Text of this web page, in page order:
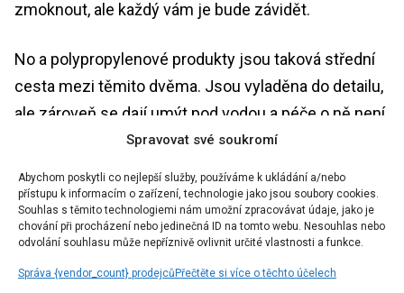
Spravovat své soukromí
Abychom poskytli co nejlepší služby, používáme k ukládání a/nebo
přístupu k informacím o zařízení, technologie jako jsou soubory cookies.
Souhlas s těmito technologiemi nám umožní zpracovávat údaje, jako je
chování při procházení nebo jedinečná ID na tomto webu. Nesouhlas nebo
odvolání souhlasu může nepříznivě ovlivnit určité vlastnosti a funkce.
Správa {vendor_count} prodejcůPřečtěte si více o těchto účelech
zmoknout, ale každý vám je bude závidět.
No a polypropylenové produkty jsou taková střední
cesta mezi těmito dvěma. Jsou vyladěna do detailu,
ale zároveň se dají umýt pod vodou a péče o ně není
tak náročná. Jsou nepružné a lehké.
Nedávno jsme přidali i nový produkt pro
„dvounožce“, kterým je paracordový crossboody
popruh na telefon. Neustále mi totiž někdo říkal, jak
se mu naše produkty líbí, ale nemá psa. A tak jsem